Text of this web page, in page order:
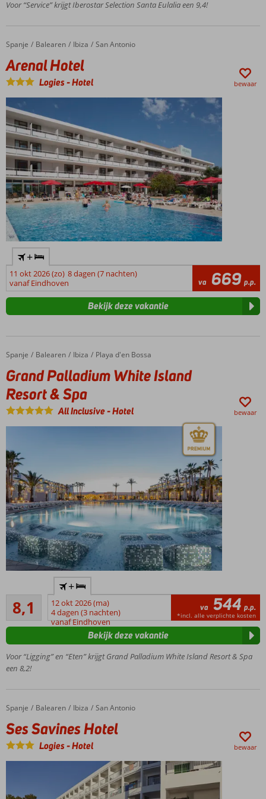
S'Argamassa
Beach
zwembadzicht,
(zij)zeezicht en
priority
location
Op
loopafstand
van
hippiemarkt
Punta Arabi
Ook All
Inclusive
mogelijk
Voor “Service” krijgt Iberostar Selection Santa Eulalia een 9,4!
Home
Spanje Balearen Ibiza San Antonio
Arenal Hotel
Arenal Hotel
Logies-Hotel bewaar
+
11 okt 2026 (zo) 8 dagen (7 nachten)
vanaf Eindhoven
va 669 p.p.
Bekijk deze vakantie
Home
Spanje Balearen Ibiza Playa d'en Bossa
Grand Palladium White Island Resort & Spa
Grand Palladium White Island
Resort & Spa
All Inclusive-Hotel bewaar
populair op
de
Nederlandse
markt
luxe
uitstraling
buitenzwembaden
het
zandstrand
op
8,1Zeer goed
17
beoordelingen
+
12 okt 2026 (ma)
4 dagen (3 nachten)
vanaf Eindhoven
va 544 p.p.
*incl. alle verplichte kosten
Voor “Ligging” en “Eten” krijgt Grand Palladium White Island Resort & Spa
een 8,2!
Bekijk deze vakantie
Home
Spanje Balearen Ibiza San Antonio
Ses Savines Hotel
Ses Savines Hotel
Logies-Hotel bewaar